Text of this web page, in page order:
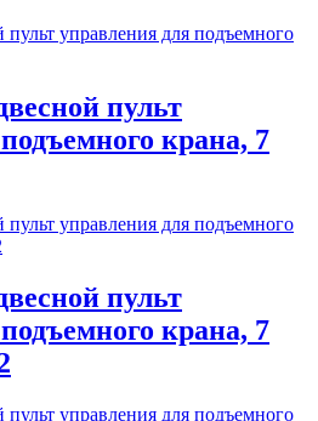
пульт
крана, 7
пульт
крана, 7